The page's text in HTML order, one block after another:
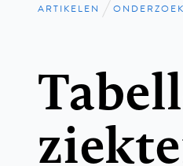
Kruimelpad
ARTIKELEN ONDERZOEK